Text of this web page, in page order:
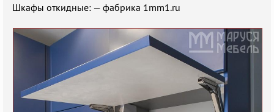
Шкафы откидные: — фабрика 1mm1.ru